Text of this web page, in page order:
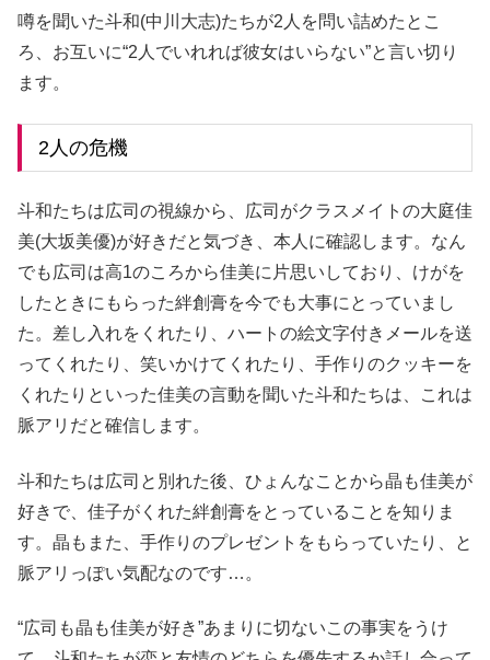
噂を聞いた斗和(中川大志)たちが2人を問い詰めたとこ
ろ、お互いに“2人でいれれば彼女はいらない”と言い切り
ます。
2人の危機
斗和たちは広司の視線から、広司がクラスメイトの大庭佳
美(大坂美優)が好きだと気づき、本人に確認します。なん
でも広司は高1のころから佳美に片思いしており、けがを
したときにもらった絆創膏を今でも大事にとっていまし
た。差し入れをくれたり、ハートの絵文字付きメールを送
ってくれたり、笑いかけてくれたり、手作りのクッキーを
くれたりといった佳美の言動を聞いた斗和たちは、これは
脈アリだと確信します。
斗和たちは広司と別れた後、ひょんなことから晶も佳美が
好きで、佳子がくれた絆創膏をとっていることを知りま
す。晶もまた、手作りのプレゼントをもらっていたり、と
脈アリっぽい気配なのです…。
“広司も晶も佳美が好き”あまりに切ないこの事実をうけ